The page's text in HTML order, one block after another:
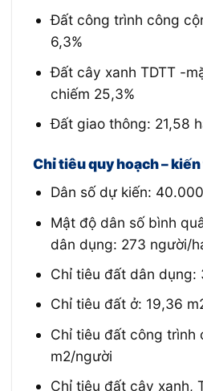
Đất công trình công
6,3%
Đất cây xanh TDTT -
chiếm 25,3%
Đất giao thông: 21,58
Chỉ tiêu quy hoạch –
Dân số dự kiến:
Mật độ dân số bình
dân dụng: 273 người/
Chỉ tiêu đất dân dụng:
Chỉ tiêu đất ở: 19,36
Chỉ tiêu đất công trình
m2/người
Chỉ tiêu đất cây xanh,